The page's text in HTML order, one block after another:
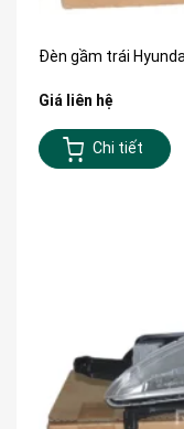
Đèn gầm trái
Giá liên hệ
Chi tiết